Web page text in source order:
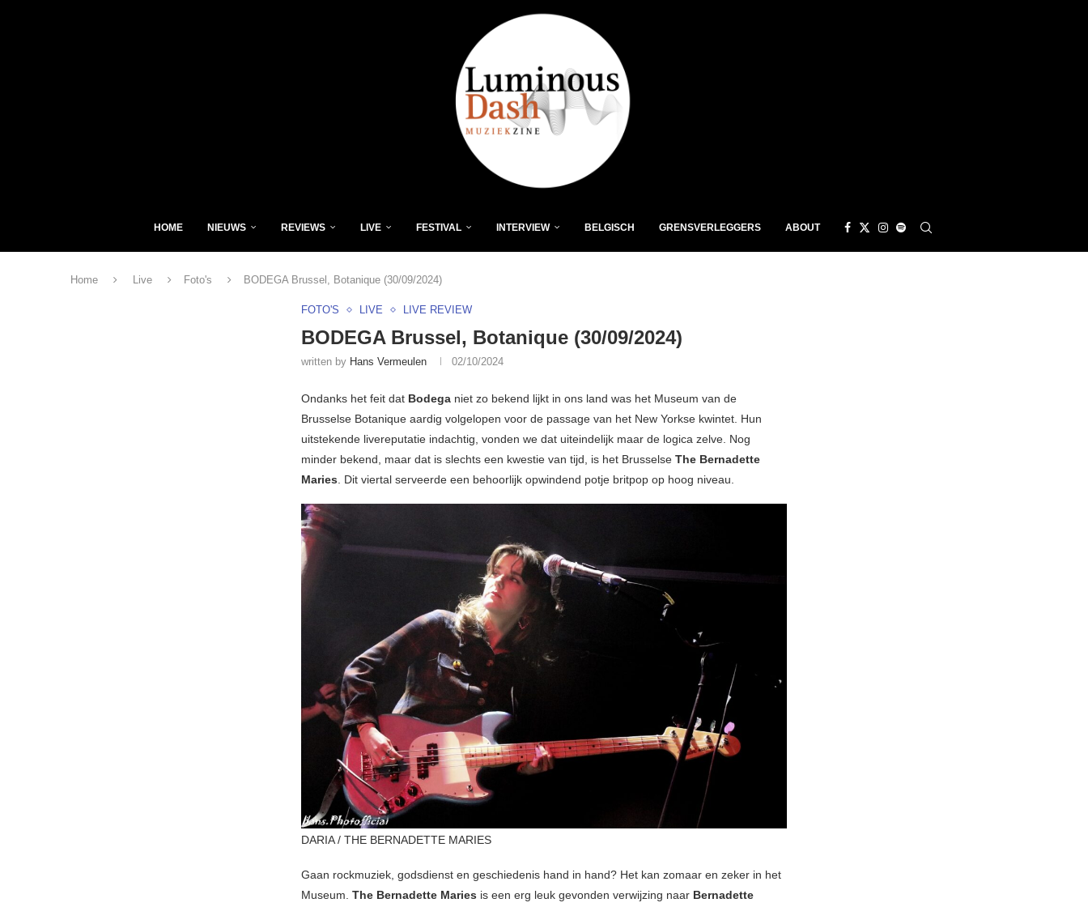
HOME NIEUWS REVIEWS LIVE FESTIVAL INTERVIEW BELGISCH GRENSVERLEGGERS ABOUT
Home Live Foto's BODEGA Brussel, Botanique (30/09/2024)
FOTO'S LIVE LIVE REVIEW
BODEGA Brussel, Botanique (30/09/2024)
written by Hans Vermeulen 02/10/2024
Ondanks het feit dat Bodega niet zo bekend lijkt in ons land was het Museum van de
Brusselse Botanique aardig volgelopen voor de passage van het New Yorkse kwintet. Hun
uitstekende livereputatie indachtig, vonden we dat uiteindelijk maar de logica zelve. Nog
minder bekend, maar dat is slechts een kwestie van tijd, is het Brusselse The Bernadette
Maries. Dit viertal serveerde een behoorlijk opwindend potje britpop op hoog niveau.
DARIA / THE BERNADETTE MARIES
Gaan rockmuziek, godsdienst en geschiedenis hand in hand? Het kan zomaar en zeker in het
Museum. The Bernadette Maries is een erg leuk gevonden verwijzing naar Bernadette